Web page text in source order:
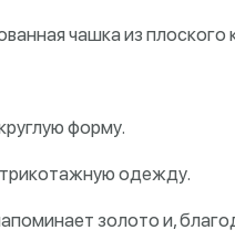
чашка из плоского
форму.
одежду.
золото и,